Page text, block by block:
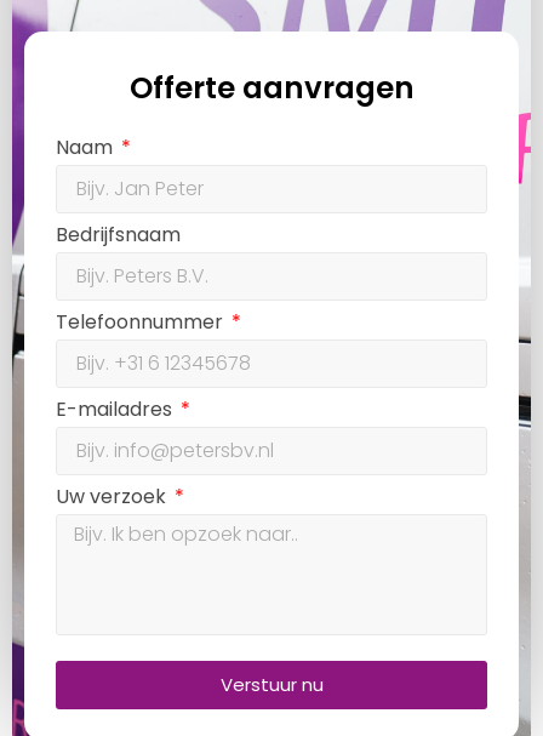
Offerte aanvragen
Naam
Bedrijfsnaam
Telefoonnummer
E-mailadres
Uw verzoek
Verstuur nu